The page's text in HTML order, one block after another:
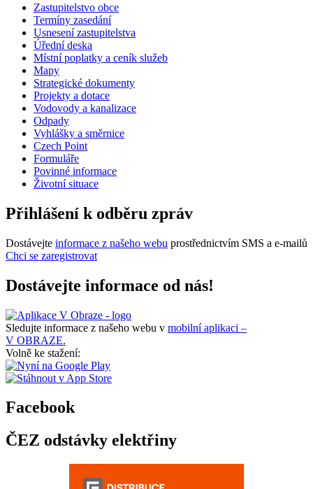
Zastupitelstvo obce
Termíny zasedání
Usnesení zastupitelstva
Úřední deska
Místní poplatky a ceník služeb
Mapy
Strategické dokumenty
Projekty a dotace
Vodovody a kanalizace
Odpady
Vyhlášky a směrnice
Czech Point
Formuláře
Povinné informace
Životní situace
Přihlášení k odběru zpráv
Dostávejte informace z našeho webu prostřednictvím SMS a e-mailů
Chci se zaregistrovat
Dostávejte informace od nás!
Sledujte informace z našeho webu v mobilní aplikaci –
V OBRAZE.
Volně ke stažení:
Facebook
ČEZ odstávky elektřiny